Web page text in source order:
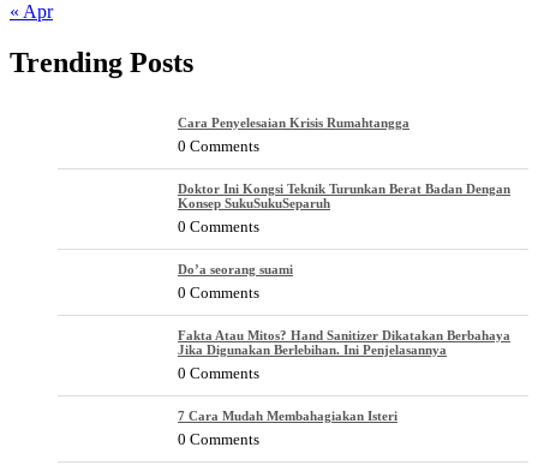
« Apr
Trending Posts
Cara Penyelesaian Krisis Rumahtangga
0 Comments
Doktor Ini Kongsi Teknik Turunkan Berat Badan Dengan
Konsep SukuSukuSeparuh
0 Comments
Do’a seorang suami
0 Comments
Fakta Atau Mitos? Hand Sanitizer Dikatakan Berbahaya
Jika Digunakan Berlebihan. Ini Penjelasannya
0 Comments
7 Cara Mudah Membahagiakan Isteri
0 Comments